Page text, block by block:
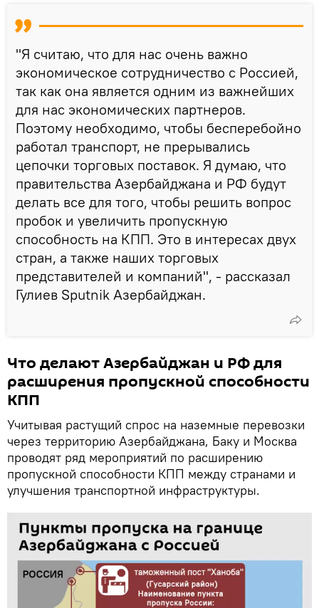
"Я считаю, что для нас очень важно
экономическое сотрудничество с Россией,
так как она является одним из важнейших
для нас экономических партнеров.
Поэтому необходимо, чтобы бесперебойно
работал транспорт, не прерывались
цепочки торговых поставок. Я думаю, что
правительства Азербайджана и РФ будут
делать все для того, чтобы решить вопрос
пробок и увеличить пропускную
способность на КПП. Это в интересах двух
стран, а также наших торговых
представителей и компаний", - рассказал
Гулиев Sputnik Азербайджан.
Что делают Азербайджан и РФ для
расширения пропускной способности
КПП
Учитывая растущий спрос на наземные перевозки
через территорию Азербайджана, Баку и Москва
проводят ряд мероприятий по расширению
пропускной способности КПП между странами и
улучшения транспортной инфраструктуры.